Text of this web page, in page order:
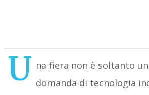
U na fiera non è soltanto
domanda di tecnologia